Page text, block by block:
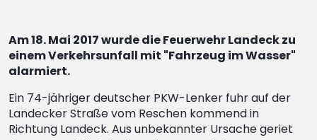
Am 18. Mai 2017 wurde die Feuerwehr Landeck zu
einem Verkehrsunfall mit "Fahrzeug im Wasser"
alarmiert.
Ein 74-jähriger deutscher PKW-Lenker fuhr auf der
Landecker Straße vom Reschen kommend in
Richtung Landeck. Aus unbekannter Ursache geriet